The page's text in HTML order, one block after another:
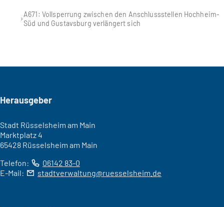
A671: Vollsperrung zwischen den Anschlussstellen Hochheim-
Süd und Gustavsburg verlängert sich
Seitenfuß
Herausgeber
Stadt Rüsselsheim am Main
Marktplatz 4
65428 Rüsselsheim am Main
Telefon:
06142 83-0
E-Mail:
stadtverwaltung ruesselsheim de